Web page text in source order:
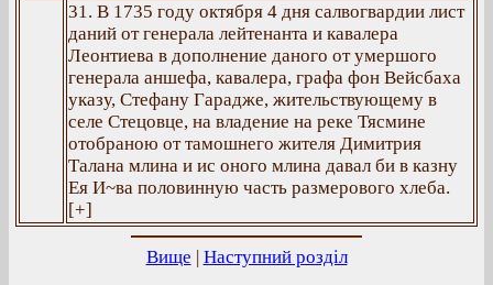
31. В 1735 году октября 4 дня салвогвардии лист
даний от генерала лейтенанта и кавалера
Леонтиева в дополнение даного от умершого
генерала аншефа, кавалера, графа фон Вейсбаха
указу, Стефану Гарадже, жительствующему в
селе Стецовце, на владение на реке Тясмине
отобраною от тамошнего жителя Димитрия
Талана млина и ис оного млина давал би в казну
Ея И~ва половинную часть размерового хлеба.
[+]
Вище | Наступний розділ